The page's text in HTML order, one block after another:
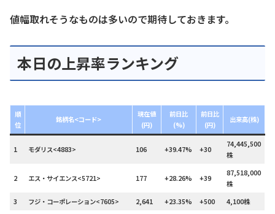
値幅取れそうなものは多いので期待しておきます。
本日の上昇率ランキング
順
位
銘柄名<コード>
現在値
(円)
前日比
(%)
前日比
(円)
出来高(株)
1 モダリス<4883> 106 +39.47% +30
74,445,500
株
2 エス・サイエンス<5721> 177 +28.26% +39
87,518,000
株
3
フジ・コーポレーション<7605> 2,641 +23.35% +500 4,100株